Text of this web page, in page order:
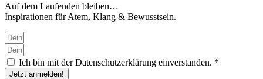
Auf dem Laufenden bleiben…
Inspirationen für Atem, Klang & Bewusstsein.
Ich bin mit der Datenschutzerklärung einverstanden. *
Jetzt anmelden!